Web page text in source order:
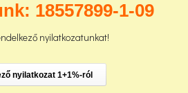
18557899-1-09
nyilatkozatunkat!
nyilatkozat 1+1%-ról